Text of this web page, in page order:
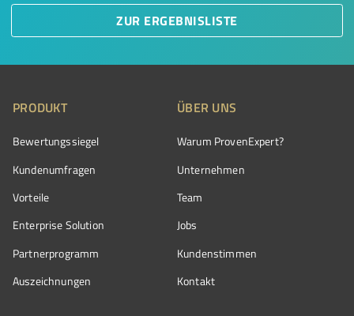
ZUR ERGEBNISLISTE
PRODUKT
Bewertungssiegel
Kundenumfragen
Vorteile
Enterprise Solution
Partnerprogramm
Auszeichnungen
ÜBER UNS
Warum ProvenExpert?
Unternehmen
Team
Jobs
Kundenstimmen
Kontakt